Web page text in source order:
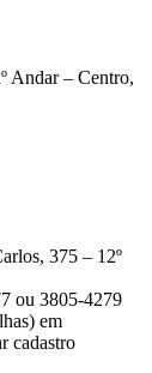
Andar – Centro,
375 – 12º
ou 3805-4279
em
cadastro